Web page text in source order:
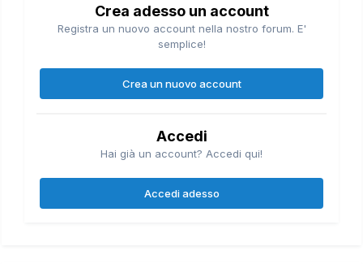
Crea adesso un account
Registra un nuovo account nella nostro forum. E'
semplice!
Crea un nuovo account
Accedi
Hai già un account? Accedi qui!
Accedi adesso